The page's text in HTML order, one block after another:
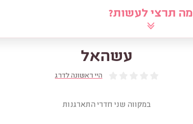
מה תרצי לעשות?
לוח שאלי את הרב
עשהאל
היי ראשונה לדרג
במקווה שני חדרי התארגנות